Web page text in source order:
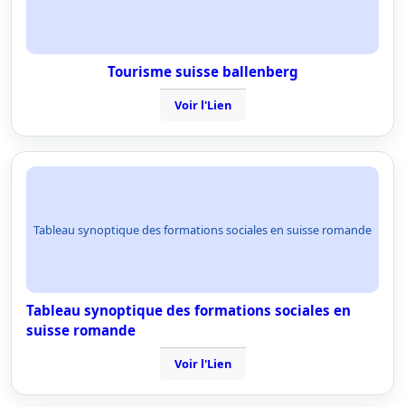
Tourisme suisse ballenberg
Voir l'Lien
Tableau synoptique des formations sociales en suisse romande
Tableau synoptique des formations sociales en
suisse romande
Voir l'Lien